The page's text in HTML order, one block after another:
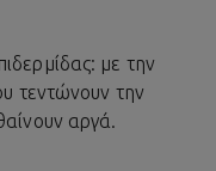
με την
τεντώνουν την
αργά.